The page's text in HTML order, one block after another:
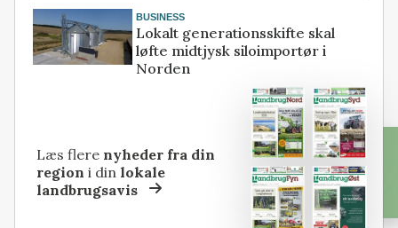
BUSINESS
Lokalt generationsskifte skal
løfte midtjysk siloimportør i
Norden
Læs flere nyheder fra din
region i dinlokale
landbrugsavis